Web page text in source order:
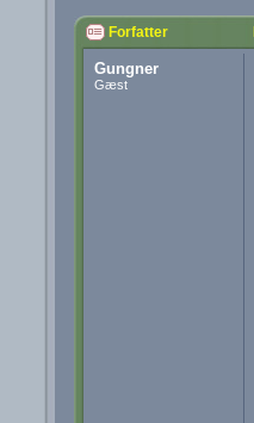
Forfatter
Gungner
Gæst